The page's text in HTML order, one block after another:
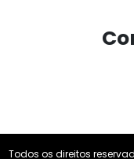
Todos os direitos